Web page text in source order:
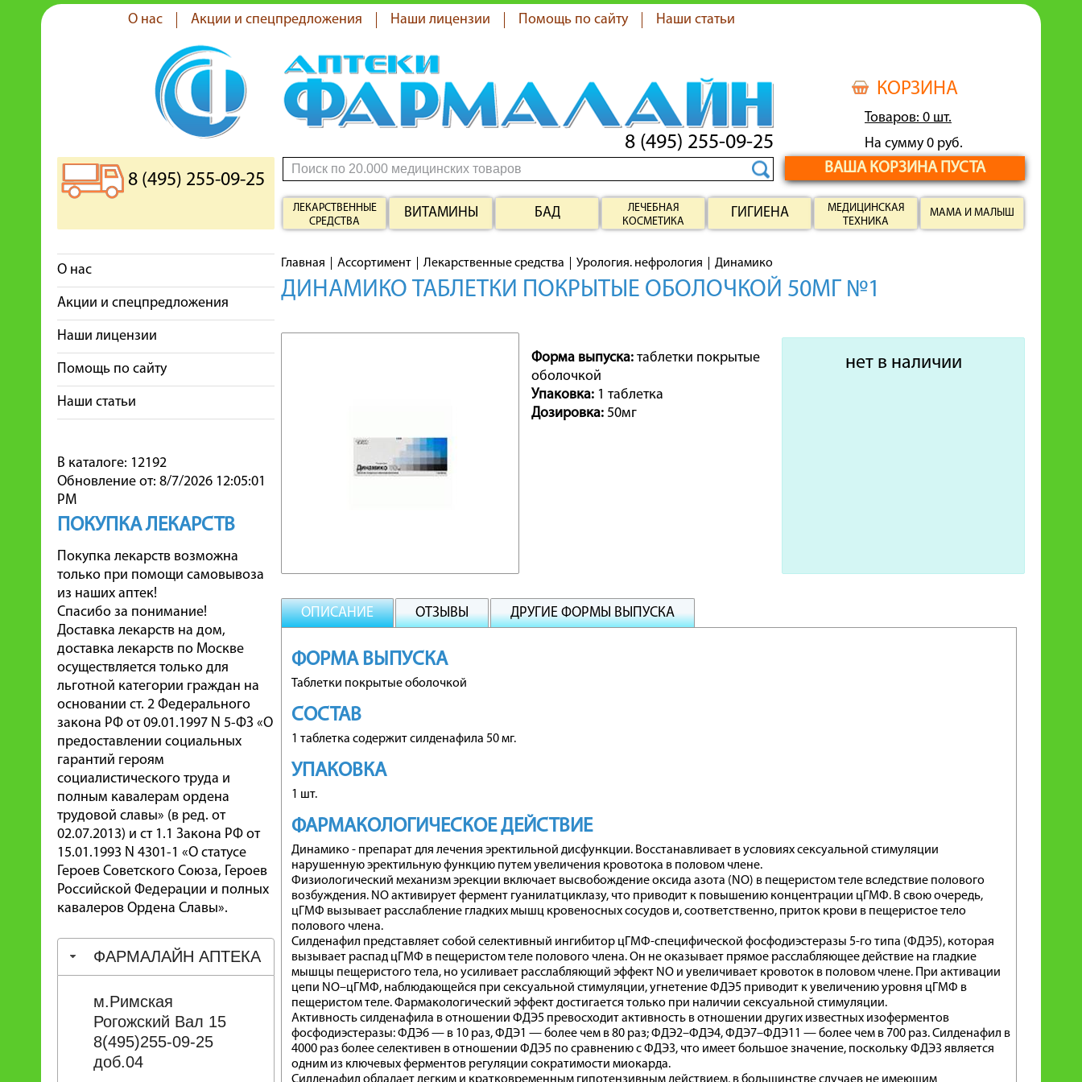
О нас Акции и спецпредложения Наши лицензии Помощь по сайту Наши статьи
КОРЗИНА
Товаров: 0 шт.
На сумму 0 руб.
ВАША КОРЗИНА ПУСТА
8 (495) 255-09-25
8 (495) 255-09-25
ЛЕКАРСТВЕННЫЕ
СРЕДСТВА
ВИТАМИНЫ БАД
ЛЕЧЕБНАЯ
КОСМЕТИКА
ГИГИЕНА
МЕДИЦИНСКАЯ
ТЕХНИКА
МАМА И МАЛЫШ
О нас
Акции и спецпредложения
Наши лицензии
Помощь по сайту
Наши статьи
В каталоге: 12192
Обновление от: 8/7/2026 12:05:01
PM
ПОКУПКА ЛЕКАРСТВ
Покупка лекарств возможна
только при помощи самовывоза
из наших аптек!
Спасибо за понимание!
Доставка лекарств на дом,
доставка лекарств по Москве
осуществляется только для
льготной категории граждан на
основании ст. 2 Федерального
закона РФ от 09.01.1997 N 5-ФЗ «О
предоставлении социальных
гарантий героям
социалистического труда и
полным кавалерам ордена
трудовой славы» (в ред. от
02.07.2013) и ст 1.1 Закона РФ от
15.01.1993 N 4301-1 «О статусе
Героев Советского Союза, Героев
Российской Федерации и полных
кавалеров Ордена Славы».
ФАРМАЛАЙН АПТЕКА
м.Римская
Рогожский Вал 15
8(495)255-09-25
доб.04
Главная Ассортимент Лекарственные средства Урология. нефрология Динамико
ДИНАМИКО ТАБЛЕТКИ ПОКРЫТЫЕ ОБОЛОЧКОЙ 50МГ №1
Форма выпуска: таблетки покрытые
оболочкой
Упаковка: 1 таблетка
Дозировка: 50мг
нет в наличии
ОПИСАНИЕ ОТЗЫВЫ ДРУГИЕ ФОРМЫ ВЫПУСКА
ФОРМА ВЫПУСКА
Таблетки покрытые оболочкой
СОСТАВ
1 таблетка содержит силденафила 50 мг.
УПАКОВКА
1 шт.
ФАРМАКОЛОГИЧЕСКОЕ ДЕЙСТВИЕ
Динамико - препарат для лечения эректильной дисфункции. Восстанавливает в условиях сексуальной стимуляции
нарушенную эректильную функцию путем увеличения кровотока в половом члене.
Физиологический механизм эрекции включает высвобождение оксида азота (NO) в пещеристом теле вследствие полового
возбуждения. NO активирует фермент гуанилатциклазу, что приводит к повышению концентрации цГМФ. В свою очередь,
цГМФ вызывает расслабление гладких мышц кровеносных сосудов и, соответственно, приток крови в пещеристое тело
полового члена.
Силденафил представляет собой селективный ингибитор цГМФ-специфической фосфодиэстеразы 5-го типа (ФДЭ5), которая
вызывает распад цГМФ в пещеристом теле полового члена. Он не оказывает прямое расслабляющее действие на гладкие
мышцы пещеристого тела, но усиливает расслабляющий эффект NO и увеличивает кровоток в половом члене. При активации
цепи NO–цГМФ, наблюдающейся при сексуальной стимуляции, угнетение ФДЭ5 приводит к увеличению уровня цГМФ в
пещеристом теле. Фармакологический эффект достигается только при наличии сексуальной стимуляции.
Активность силденафила в отношении ФДЭ5 превосходит активность в отношении других известных изоферментов
фосфодиэстеразы: ФДЭ6 — в 10 раз, ФДЭ1 — более чем в 80 раз; ФДЭ2–ФДЭ4, ФДЭ7–ФДЭ11 — более чем в 700 раз. Силденафил в
4000 раз более селективен в отношении ФДЭ5 по сравнению с ФДЭ3, что имеет большое значение, поскольку ФДЭ3 является
одним из ключевых ферментов регуляции сократимости миокарда.